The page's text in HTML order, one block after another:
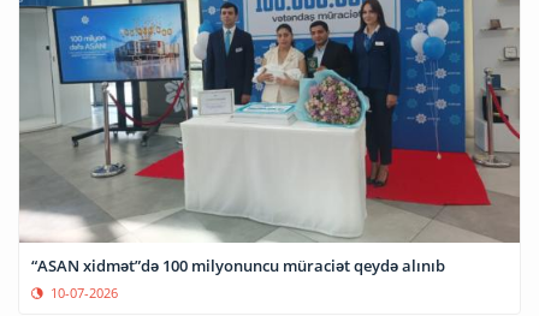
“ASAN xidmət”də 100 milyonuncu müraciət qeydə alınıb
10-07-2026